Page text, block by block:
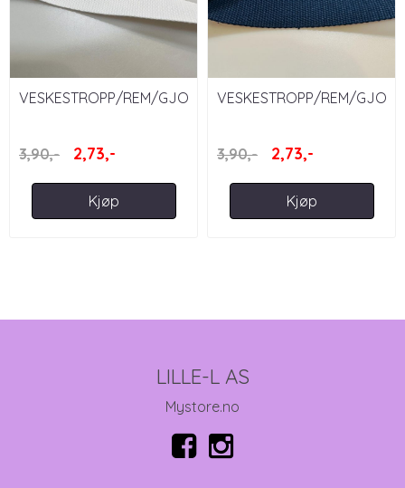
VESKESTROPP/REM/GJORDEBÅND/WEBBING
3,90,-
2,73,-
Kjøp
VESKESTROPP/REM/
3,90,-
2,73,-
Kjøp
LILLE-L AS
Mystore.no